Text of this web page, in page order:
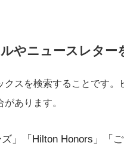
やニュースレター
スを検索することです。
あります。
」「Hilton Honors」「